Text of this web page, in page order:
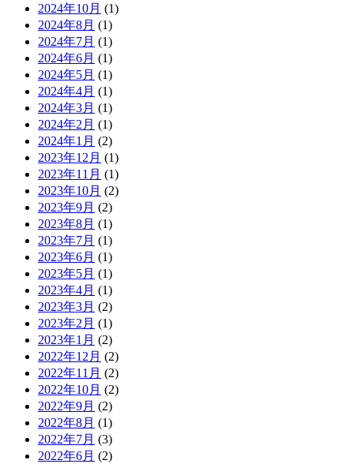
2024年10月 (1)
2024年8月 (1)
2024年7月 (1)
2024年6月 (1)
2024年5月 (1)
2024年4月 (1)
2024年3月 (1)
2024年2月 (1)
2024年1月 (2)
2023年12月 (1)
2023年11月 (1)
2023年10月 (2)
2023年9月 (2)
2023年8月 (1)
2023年7月 (1)
2023年6月 (1)
2023年5月 (1)
2023年4月 (1)
2023年3月 (2)
2023年2月 (1)
2023年1月 (2)
2022年12月 (2)
2022年11月 (2)
2022年10月 (2)
2022年9月 (2)
2022年8月 (1)
2022年7月 (3)
2022年6月 (2)